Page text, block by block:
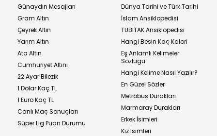
Günaydın Mesajları
Gram Altın
Çeyrek Altın
Yarım Altın
Ata Altın
Cumhuriyet Altını
22 Ayar Bilezik
1 Dolar Kaç TL
1 Euro Kaç TL
Canlı Maç Sonuçları
Süper Lig Puan Durumu
Dünya Tarihi ve Türk Tarihi
İslam Ansiklopedisi
TÜBİTAK Ansiklopedisi
Hangi Besin Kaç Kalori
Eş Anlamlı Kelimeler
Sözlüğü
Hangi Kelime Nasıl Yazılır?
En Güzel Sözler
Metrobüs Durakları
Marmaray Durakları
Erkek İsimleri
Kız İsimleri